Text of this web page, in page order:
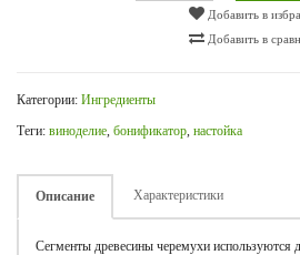
Добавить в
Добавить в
Категории: Ингредиенты
Теги: виноделие, бонификатор, настойка
Описание Характеристики
Сегменты древесины черемухи используются